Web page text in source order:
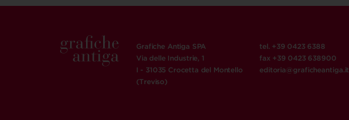
Grafiche Antiga SPA
Via delle Industrie, 1
I - 31035 Crocetta del Montello
(Treviso)
tel. +39 0423 6388
fax +39 0423 638900
editoria@graficheantiga.it